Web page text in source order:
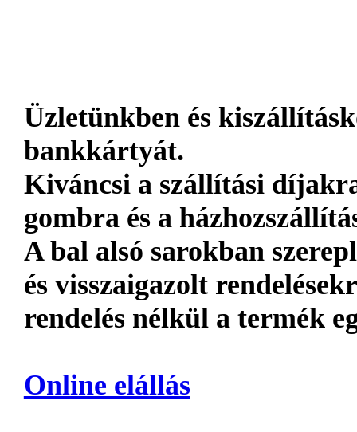
Üzletünkben és
bankkártyát.
Kiváncsi a szállítási
gombra és a
A bal alsó sarokban
és visszaigazolt
rendelés nélkül a termék
Online elállás